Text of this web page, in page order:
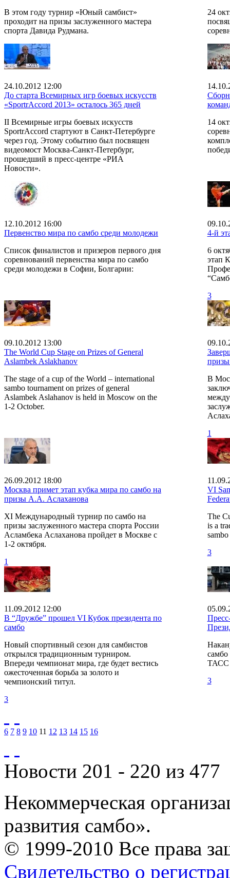
В этом году турнир «Юный самбист»
проходит на призы заслуженного мастера
спорта Давида Рудмана.
24
24.10.2012 12:00
До старта Всемирных игр боевых искусств
«SportrAccord 2013» осталось 365 дней
II Всемирные игры боевых искусств
SportrAccord стартуют в Санкт-Петербурге
через год. Этому событию был посвящен
видеомост Москва-Санкт-Петербург,
прошедший в пресс-центре «РИА
Новости».
14
12.10.2012 16:00
Первенство мира по самбо среди молодежи
Список финалистов и призеров первого дня
соревнований первенства мира по самбо
среди молодежи в Софии, Болгарии:
4-й
6
этап
3
09.10.2012 13:00
The World Cup Stage on Prizes of General
Aslambek Aslakhanov
The stage of a cup of the World – international
sambo tournament on prizes of general
Aslambek Aslahanov is held in Moscow on the
1-2 October.
В
1
26.09.2012 18:00
Москва примет этап кубка мира по самбо на
призы А.А. Аслаханова
XI Международный турнир по самбо на
призы заслуженного мастера спорта России
Асламбека Аслаханова пройдет в Москве с
1-2 октября.
1
VI
The
is a
sambo
3
11.09.2012 12:00
В “Дружбе” прошел VI Кубок президента по
самбо
Новый спортивный сезон для самбистов
открылся традиционным турниром.
Впереди чемпионат мира, где будет вестись
ожесточенная борьба за золото и
чемпионский титул.
3
ТАСС
3
6 7 8 9 10 11 12 13 14 15 16
Новости 201 - 220 из 477
Некоммерческая
развития самбо».
© 1999-2010 Все права
Свидетельство о